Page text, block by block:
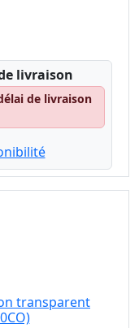
livraison
de livraison
transparent